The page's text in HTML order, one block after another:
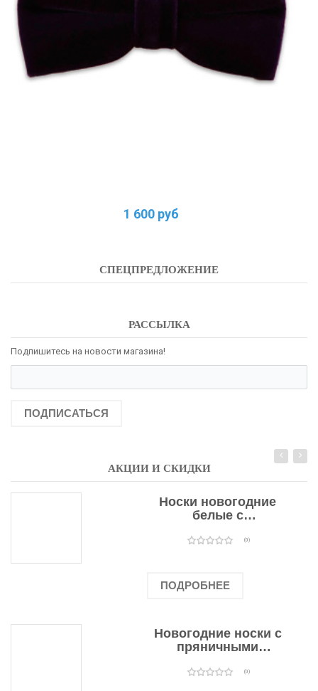
1 600 руб
СПЕЦПРЕДЛОЖЕНИЕ
РАССЫЛКА
Подпишитесь на новости магазина!
ПОДПИСАТЬСЯ
АКЦИИ И СКИДКИ
Носки новогодние
белые с
оленями(0)
ПОДРОБНЕЕ
Новогодние носки с
пряничными
(0)